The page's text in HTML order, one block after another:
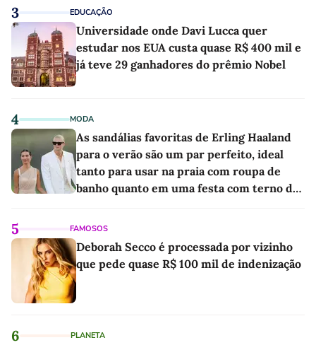
3 EDUCAÇÃO
Universidade onde Davi Lucca quer
estudar nos EUA custa quase R$ 400 mil e
já teve 29 ganhadores do prêmio Nobel
4 MODA
As sandálias favoritas de Erling Haaland
para o verão são um par perfeito, ideal
tanto para usar na praia com roupa de
banho quanto em uma festa com terno de
5 FAMOSOS
Deborah Secco é processada por vizinho
que pede quase R$ 100 mil de indenização
6 PLANETA